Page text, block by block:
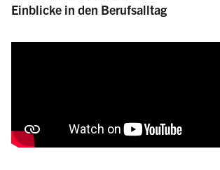
Einblicke in den Berufsalltag